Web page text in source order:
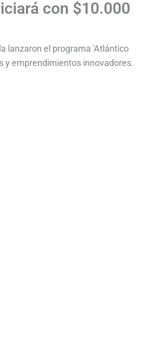
con $10.000
lanzaron el programa 'Atlántico
y emprendimientos innovadores.